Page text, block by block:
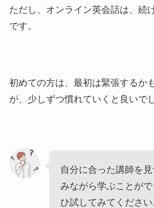
ただし、オンライン英会話は、続
です。
初めての方は、最初は緊張するか
が、少しずつ慣れていくと良いで
自分に合った講師を
みながら学ぶことが
ひ試してみてください